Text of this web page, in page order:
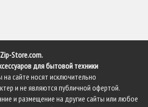
Store.com.
для бытовой техники
сайте носят исключительно
и не являются публичной офертой.
и размещение на другие сайты или любое